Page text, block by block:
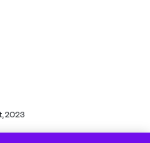
2023